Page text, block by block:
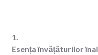
1.
Esența învățăturilor